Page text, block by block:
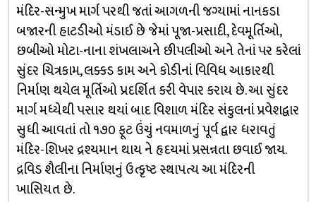
મંદિર-સન્મુખ માર્ગ પરથી જતાં આગળની જગ્યામાં નાનકડા
બજારની હાટડીઓ મંડાઈ છે જેમાં પૂજા-પ્રસાદી, દેવમૂર્તિઓ,
છબીઓ મોટા-નાના શંખલાઅને છીપલીઓ અને તેનાં પર કરેલાં
સુંદર ચિત્રકામ, લક્કડ કામ અને કોડીનાં વિવિધ આકારથી
નિર્માણ થયેલ મૂર્તિઓ પ્રદર્શિત કરી વેપાર કરાય છે. આ સુંદર
માર્ગ મધ્યેથી પસાર થયાં બાદ વિશાળ મંદિર સંકુલનાં પ્રવેશદ્વાર
સુધી આવતાં તો ૧૭૦ ફૂટ ઉંચું નવમાળનું પૂર્વ દ્વાર ધરાવતું
મંદિર-શિખર દ્રશ્યમાન થાય ને હૃદયમાં પ્રસન્નતા છવાઈ જાય.
દ્રવિડ શૈલીના નિર્માણનું ઉત્કૃષ્ટ સ્થાપત્ય આ મંદિરની
ખાસિયત છે.